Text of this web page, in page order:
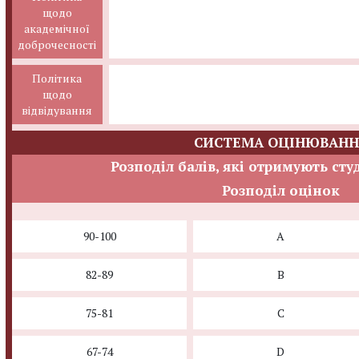
щодо
академічної
доброчесності
Політика
щодо
відвідування
СИСТЕМА
Розподіл балів, які отримують
Розподіл оцінок
90-100 A
82-89 B
75-81 C
67-74 D